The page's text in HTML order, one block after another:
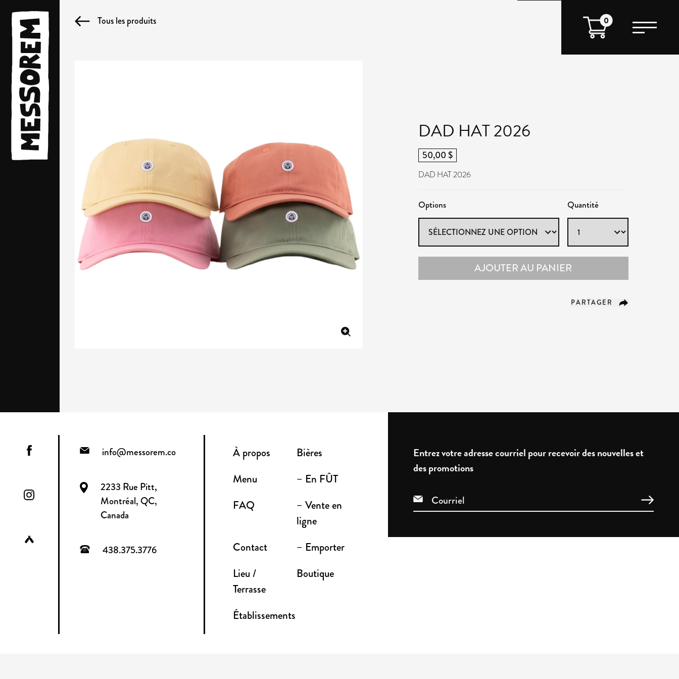
0
Tous les produits
DAD HAT 2026
50,00 $
DAD HAT 2026
Options Quantité
AJOUTER AU PANIER
PARTAGER
info@messorem.co
2233 Rue Pitt,
Montréal, QC,
Canada
438.375.3776
À propos
Bières
Menu
– En FÛT
FAQ
– Vente en
ligne
Contact
– Emporter
Lieu /
Terrasse
Boutique
Établissements
Entrez votre adresse courriel pour recevoir des nouvelles et
des promotions